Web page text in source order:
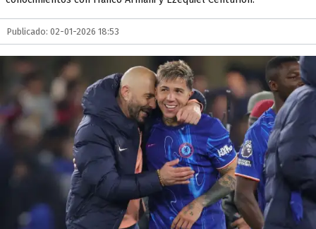
Publicado: 02-01-2026 18:53